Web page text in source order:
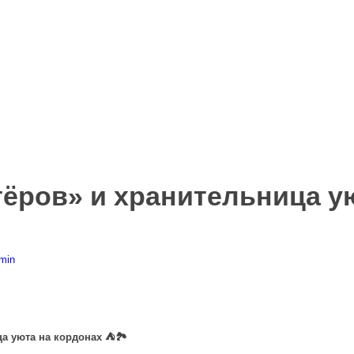
и хранительница
уюта на кордонах ⛺🏞